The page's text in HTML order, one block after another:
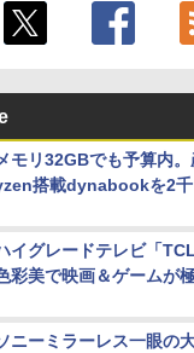
モリ32GBでも予算内
搭載dynabookを2千
イグレードテレビ「
彩美で映画＆ゲームが
ニーミラーレス一眼の